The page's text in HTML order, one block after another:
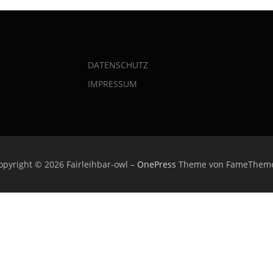
DATENSCHUTZ
IMPRESSUM
© 2026 Fairleihbar-owl – OnePress Theme von